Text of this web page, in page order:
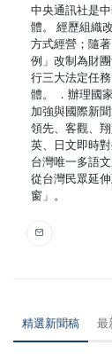
中央通訊社是
體。 經歷組織
方式經營；隨
例」改制為財
行三大法定任
體。 ．辦理國
加強與國際新
領先、客觀、
英、日文即時
台灣唯一多語
從台灣民眾延
窗」。
精選新聞稿 最